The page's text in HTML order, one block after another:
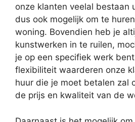
onze klanten veelal bestaan
dus ook mogelijk om te
woning. Bovendien heb je
kunstwerken in te ruilen,
je op een specifiek werk
flexibiliteit waarderen onze
huur die je moet betalen zal
de prijs en kwaliteit van de